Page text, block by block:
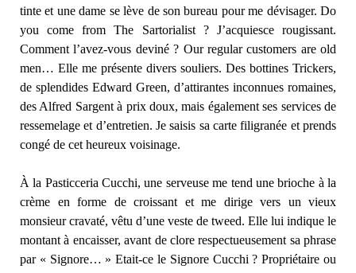
tinte et une dame se lève de son bureau pour me dévisager. Do
you come from The Sartorialist ? J’acquiesce rougissant.
Comment l’avez-vous deviné ? Our regular customers are old
men… Elle me présente divers souliers. Des bottines Trickers,
de splendides Edward Green, d’attirantes inconnues romaines,
des Alfred Sargent à prix doux, mais également ses services de
ressemelage et d’entretien. Je saisis sa carte filigranée et prends
congé de cet heureux voisinage.
À la Pasticceria Cucchi, une serveuse me tend une brioche à la
crème en forme de croissant et me dirige vers un vieux
monsieur cravaté, vêtu d’une veste de tweed. Elle lui indique le
montant à encaisser, avant de clore respectueusement sa phrase
par « Signore… » Etait-ce le Signore Cucchi ? Propriétaire ou